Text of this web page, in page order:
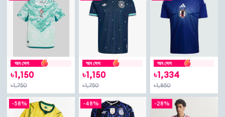
অন সেল
৳1,150
৳1,750
অন সেল
৳1,150
৳1,750
অন সেল
৳1,334
৳1,850
-58% -48% -28%